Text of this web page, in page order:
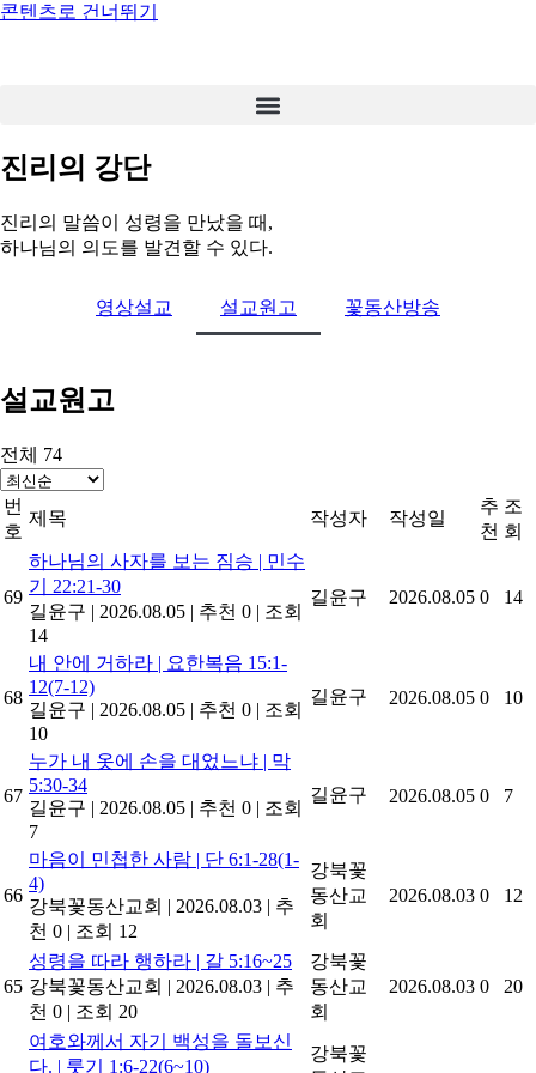
콘텐츠로 건너뛰기
진리의 강단
진리의 말씀이 성령을 만났을 때,
하나님의 의도를 발견할 수 있다.
영상설교 설교원고 꽃동산방송
설교원고
전체 74
번
호
제목 작성자 작성일
추
천
조
회
69
하나님의 사자를 보는 짐승 | 민수
기 22:21-30
길윤구 | 2026.08.05 | 추천 0 | 조회
14
길윤구 2026.08.05 0 14
68
내 안에 거하라 | 요한복음 15:1-
12(7-12)
길윤구 | 2026.08.05 | 추천 0 | 조회
10
길윤구 2026.08.05 0 10
67
누가 내 옷에 손을 대었느냐 | 막
5:30-34
길윤구 | 2026.08.05 | 추천 0 | 조회
7
길윤구 2026.08.05 0 7
66
마음이 민첩한 사람 | 단 6:1-28(1-
4)
강북꽃동산교회 | 2026.08.03 | 추
천 0 | 조회 12
강북꽃
동산교
회
2026.08.03 0 12
65
성령을 따라 행하라 | 갈 5:16~25
강북꽃동산교회 | 2026.08.03 | 추
천 0 | 조회 20
강북꽃
동산교
회
2026.08.03 0 20
여호와께서 자기 백성을 돌보신
다. | 룻기 1:6-22(6~10)
강북꽃